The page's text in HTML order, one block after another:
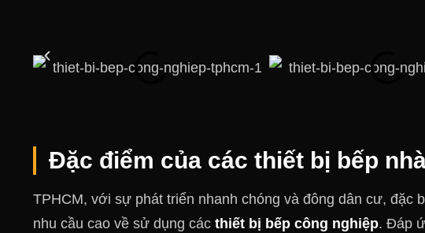
Đặc điểm của các thiết bị bếp
TPHCM, với sự phát triển nhanh chóng và đông dân cư, đặc
nhu cầu cao về sử dụng các thiết bị bếp công nghiệp. Đáp